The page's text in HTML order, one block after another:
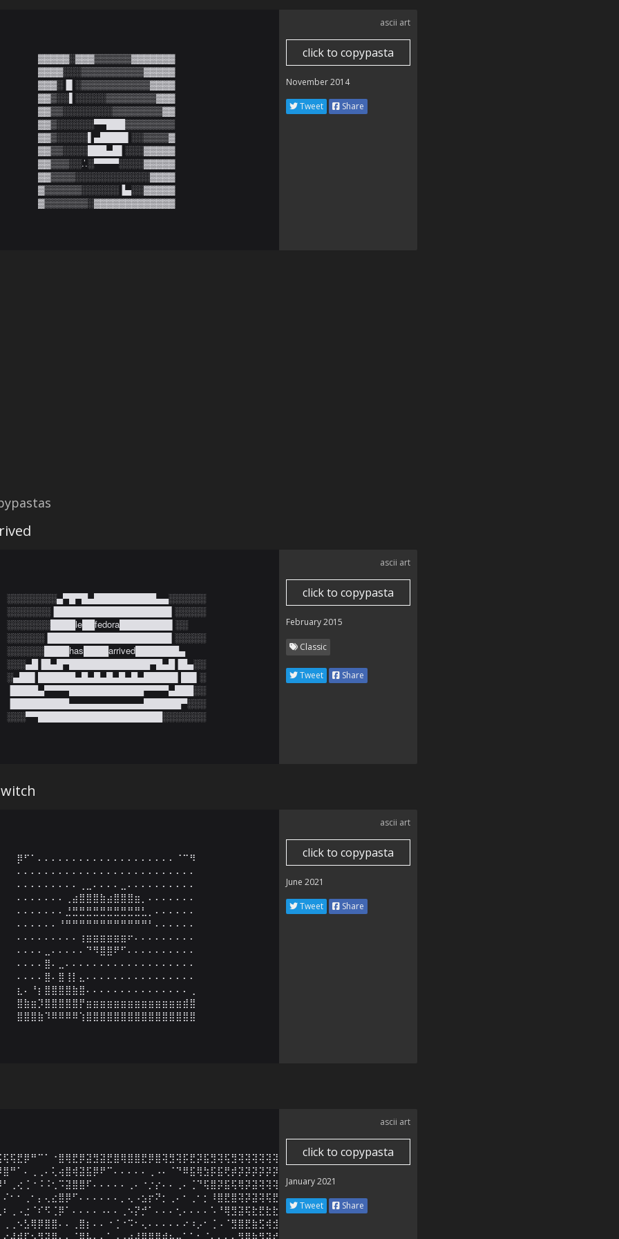
▓▓▓▓▓░▓▓▓▒▒▒▒▒▒▓▓▓▓▓▓▓
▓▓▓▓░░░▒▒▒▒▒▒▒▒▒▒▓▓▓▓▓
▓▓▓░▐▌░▒▒▒▒▒▒▒▒▒▒▒▓▓▓▓
▓▓▒░░▌░░░░░▒▒▒▒▒▒▒▒▓▓▓
▓▓▒▒░░░░░░░░▒▒▒▒▒▒▒▒▓▓
▓▓▒░░░░░░▀▀███▒▒▒▒▒▒▒▒
▓▓▒░░░░░▌▄████▌░░▒▒▒▒▓
▓▓▒▒░░░░███▄█▌░░░▓▓▓▓▓
▓▓▒▒▒░░.’.░▀▀▀▀░░░░▓▓▓▓▓
▓▓▒▒▒▒░░░░░░░░░░░░▓▓▓▓
▓▒▒▒▒▒▒░░░░░░▐▄░░▓▓▓▓▓
▓▒▒▒▒▒▒▒░▓▓▓▓▓▓▓▓▓▓▓▓▓
ascii art
click to copypasta
November 2014
Tweet Share
░░░░░░░░▄▀█▀█▄██████████▄▄░░░░░░
░░░░░░░▐██████████████████▌░░░░░
░░░░░░░████le██fedora████████▌░░
░░░░░░▐███████████████████▌░░░░░
░░░░░░████has████arrived███████▄
░░░▄█▐█▄█▀█████████████▀█▄█▐█▄░░
░▄██▌██████▄█▄█▄█▄█▄█▄█████▌██▌░
▐████▄▀▀▀▀████████████▀▀▀▀▄███░░
▐█████████▄▄▄▄▄▄▄▄▄▄▄▄██████▀░░░
░░░▀▀████████████████████░░░░░░░
ascii art
click to copypasta
February 2015
Classic
Tweet Share
⡿⠋⠁⠄⠄⠄⠄⠄⠄⠄⠄⠄⠄⠄⠄⠄⠄⠄⠄⠄⠄⠄⠄⠈⠉⠻
⠄⠄⠄⠄⠄⠄⠄⠄⠄⠄⠄⠄⠄⠄⠄⠄⠄⠄⠄⠄⠄⠄⠄⠄⠄⠄
⠄⠄⠄⠄⠄⠄⠄⠄⠄⢀⣀⠄⠄⠄⠄⣀⠄⠄⠄⠄⠄⠄⠄⠄⠄⠄
⠄⠄⠄⠄⠄⠄⠄⢀⣴⣿⣿⣿⣷⣴⣿⣿⣿⣶⡀⠄⠄⠄⠄⠄⠄⠄
⠄⠄⠄⠄⠄⠄⠄⣘⣛⣛⣛⣛⣛⣛⣛⣛⣛⣛⣃⡀⠄⠄⠄⠄⠄⠄
⠄⠄⠄⠄⠄⠄⠘⠛⠛⠛⠛⠛⠛⠛⠛⠛⠛⠛⠛⠃⠄⠄⠄⠄⠄⠄
⠄⠄⠄⠄⠄⠄⠄⠄⠄⢰⣶⣶⣶⣶⣶⣶⠖⠄⠄⠄⠄⠄⠄⠄⠄⠄
⠄⠄⠄⠄⣀⠄⠄⠄⠄⠄⠙⠻⣿⣿⠟⠋⠄⠄⠄⠄⠄⠄⠄⠄⠄⠄
⠄⠄⠄⠄⣿⠄⣀⠄⠄⠄⠄⠄⠄⠄⠄⠄⠄⠄⠄⠄⠄⠄⠄⠄⠄⠄
⠄⠄⠄⠄⣿⠄⣿⢸⡇⣄⠄⠄⠄⠄⠄⠄⠄⠄⠄⠄⠄⠄⠄⠄⠄⠄
⣆⠄⠘⡆⣿⣿⣿⣿⣷⣿⠄⠄⠄⠄⠄⠄⠄⠄⠄⠄⠄⠄⠄⠄⠄⢀
⣿⣷⣶⡹⣿⣿⣿⣿⣿⡟⣶⣶⣶⣶⣶⣶⣶⣶⣶⣶⣶⣶⣶⣶⣾⣿
⣿⣿⣿⣷⠹⠿⠿⠿⠿⢱⣿⣿⣿⣿⣿⣿⣿⣿⣿⣿⣿⣿⣿⣿⣿⣿
ascii art
click to copypasta
June 2021
Tweet Share
ascii art
click to copypasta
January 2021
Tweet Share